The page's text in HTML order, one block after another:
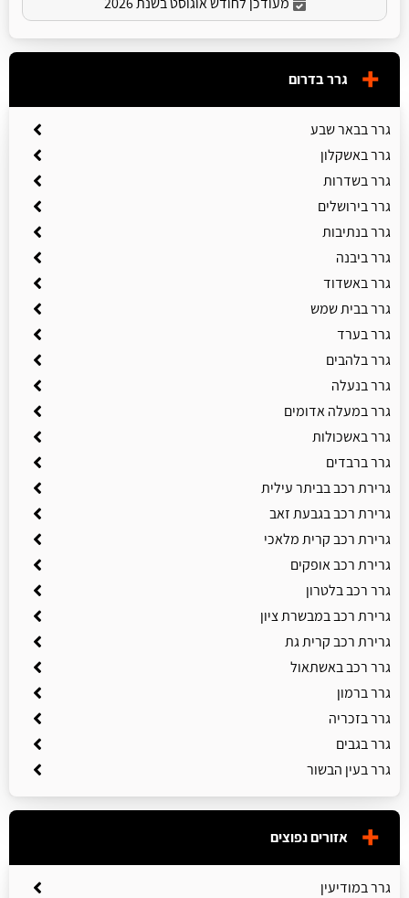
גרר בדרום
גרר בבאר שבע
גרר באשקלון
גרר בשדרות
גרר בירושלים
גרר בנתיבות
גרר ביבנה
גרר באשדוד
גרר בבית שמש
גרר בערד
גרר בלהבים
גרר בנעלה
גרר במעלה אדומים
גרר באשכולות
גרר ברבדים
גרירת רכב בביתר עילית
גרירת רכב בגבעת זאב
גרירת רכב קרית מלאכי
גרירת רכב אופקים
גרר רכב בלטרון
גרירת רכב במבשרת ציון
גרירת רכב קרית גת
גרר רכב באשתאול
גרר ברמון
גרר בזכריה
גרר בגבים
גרר בעין הבשור
אזורים נפוצים
גרר במודיעין